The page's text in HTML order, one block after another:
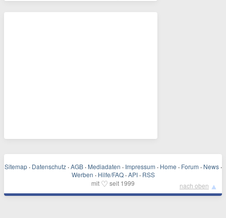
Sitemap · Datenschutz · AGB · Mediadaten · Impressum · Home · Forum · News ·
Werben · Hilfe/FAQ · API · RSS
mit ♡ seit 1999 nach oben ▲